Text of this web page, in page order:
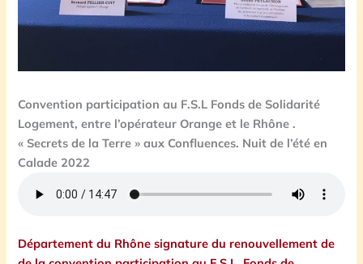
Convention participation au F.S.L Fonds de Solidarité
Logement, entre l’opérateur Orange et le Rhône .
« Secrets de la Terre » aux Confluences. Nuit de l’été en
Calade 2022
Département du Rhône signature du renouvellement de